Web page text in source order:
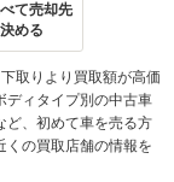
て売却先
める
取りより買取額が高価
ディタイプ別の中古車
ど、初めて車を売る方
くの買取店舗の情報を